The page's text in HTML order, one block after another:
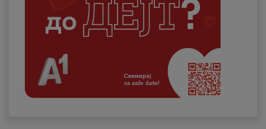
Деловни
Поддршка
Надополни кредит
Плати сметка